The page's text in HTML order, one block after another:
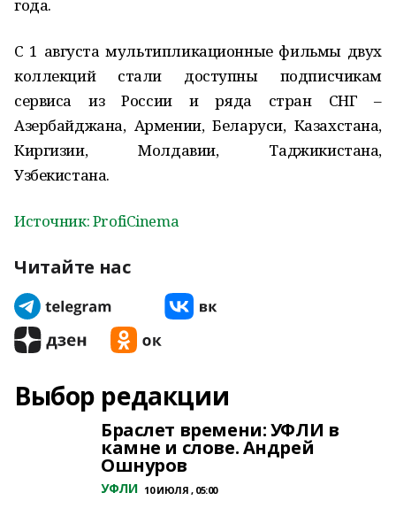
года.
С 1 августа мультипликационные фильмы двух
коллекций стали доступны подписчикам
сервиса из России и ряда стран СНГ –
Азербайджана, Армении, Беларуси, Казахстана,
Киргизии, Молдавии, Таджикистана,
Узбекистана.
Источник: ProfiCinema
Читайте нас
Выбор редакции
Браслет времени: УФЛИ в
камне и слове. Андрей
Ошнуров
УФЛИ 10 ИЮЛЯ , 05:00